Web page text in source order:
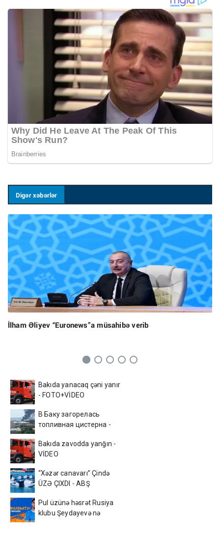
Digər xəbərlər
İlham Əliyev “Euronews”a müsahibə verib
Bakıda yanacaq çəni yanır
- FOTO+VİDEO
В Баку загорелась
топливная цистерна -
Bakıda zavodda yanğın -
VİDEO
“Xəzər canavarı” Çində
ÜZƏ ÇIXDI - ABŞ
Pul üzünə həsrət Rusiya
klubu Şeydayevə nə